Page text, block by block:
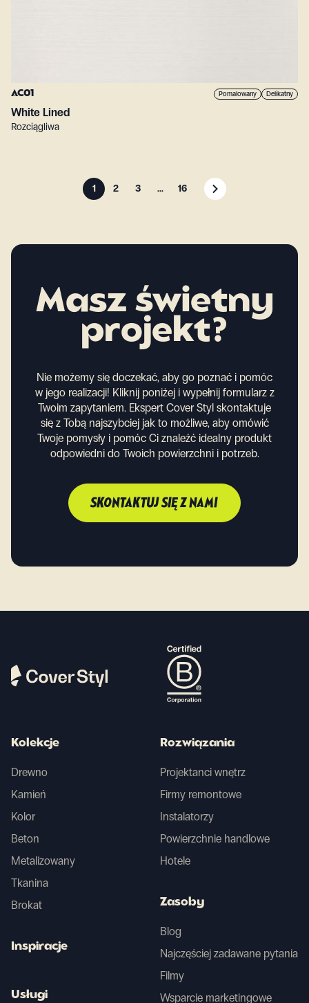
AC01 Pomalowany Delikatny
White Lined
Rozciągliwa
1 2 3 ... 16
Masz świetny
projekt?
Nie możemy się doczekać, aby go poznać i pomóc
w jego realizacji! Kliknij poniżej i wypełnij formularz z
Twoim zapytaniem. Ekspert Cover Styl skontaktuje
się z Tobą najszybciej jak to możliwe, aby omówić
Twoje pomysły i pomóc Ci znaleźć idealny produkt
odpowiedni do Twoich powierzchni i potrzeb.
SKONTAKTUJ SIĘ Z NAMI
Kolekcje
Drewno
Kamień
Kolor
Beton
Metalizowany
Tkanina
Brokat
Inspiracje
Usługi
Rozwiązania
Projektanci wnętrz
Firmy remontowe
Instalatorzy
Powierzchnie handlowe
Hotele
Zasoby
Blog
Najczęściej zadawane pytania
Filmy
Wsparcie marketingowe